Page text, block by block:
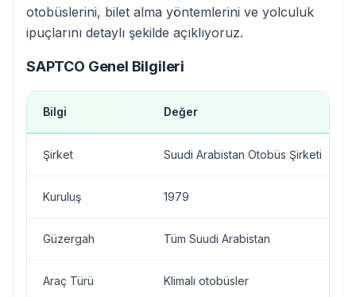
otobüslerini, bilet alma yöntemlerini ve yolculuk
ipuçlarını detaylı şekilde açıklıyoruz.
SAPTCO Genel Bilgileri
Bilgi Değer
Şirket Suudi Arabistan Otobüs Şirketi
Kuruluş 1979
Güzergah Tüm Suudi Arabistan
Araç Türü Klimalı otobüsler